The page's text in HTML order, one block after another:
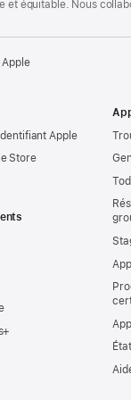
et équitable. Nous
Apple
Store